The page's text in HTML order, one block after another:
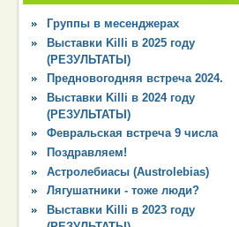
Группы в месенджерах
Выставки Killi в 2025 году
(РЕЗУЛЬТАТЫ)
Предновогодняя встреча 2024.
Выставки Killi в 2024 году
(РЕЗУЛЬТАТЫ)
Февральская встреча 9 числа
Поздравляем!
Астролебиасы (Austrolebias)
Лягушатники - тоже люди?
Выставки Killi в 2023 году